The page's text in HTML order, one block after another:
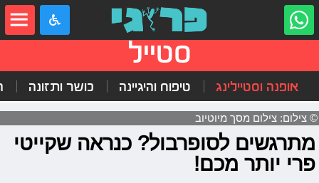
סטייל
אופנה וסטיילינג טיפוח והיגיינה כושר ותזונה
© צילום: צילום מסך מיוטיוב
מתרגשים לסופרבול? כנראה שקייטי
פרי יותר מכם!